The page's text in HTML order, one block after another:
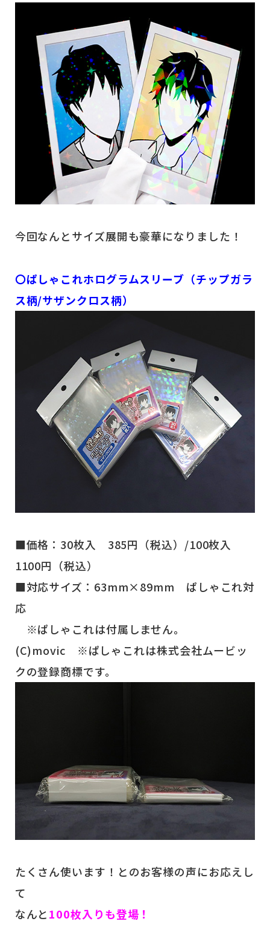
今回なんとサイズ展開も豪華になりました！
〇ぱしゃこれホログラムスリーブ（チップガラ
ス柄/サザンクロス柄）
■価格：30枚入 385円（税込）/100枚入
1100円（税込）
■対応サイズ：63mm×89mm ぱしゃこれ対
応
※ぱしゃこれは付属しません。
(C)movic ※ぱしゃこれは株式会社ムービッ
クの登録商標です。
たくさん使います！とのお客様の声にお応えし
て
なんと100枚入りも登場！